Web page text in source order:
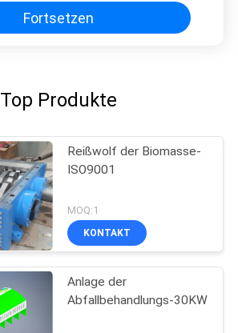
Fortsetzen
Top Produkte
Reißwolf der Biomasse-
ISO9001
MOQ:1
KONTAKT
Anlage der
Abfallbehandlungs-30KW